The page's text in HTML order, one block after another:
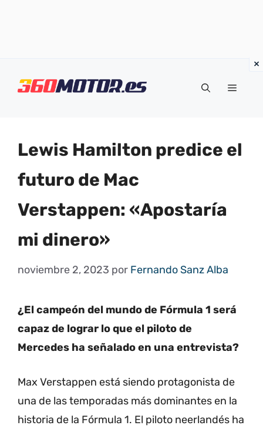
Menú
Lewis Hamilton predice el
futuro de Mac
Verstappen: «Apostaría
mi dinero»
noviembre 2, 2023 por Fernando Sanz Alba
¿El campeón del mundo de Fórmula 1 será
capaz de lograr lo que el piloto de
Mercedes ha señalado en una entrevista?
Max Verstappen está siendo protagonista de
una de las temporadas más dominantes en la
historia de la Fórmula 1. El piloto neerlandés ha